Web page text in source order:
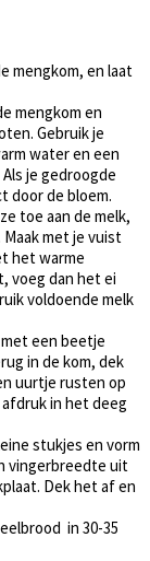
mengkom, en laat
mengkom en
Gebruik je
water en een
je gedroogde
door de bloem.
toe aan de melk,
met je vuist
het warme
voeg dan het ei
voldoende melk
een beetje
in de kom, dek
uurtje rusten op
in het deeg
stukjes en vorm
vingerbreedte uit
Dek het af en
in 30-35